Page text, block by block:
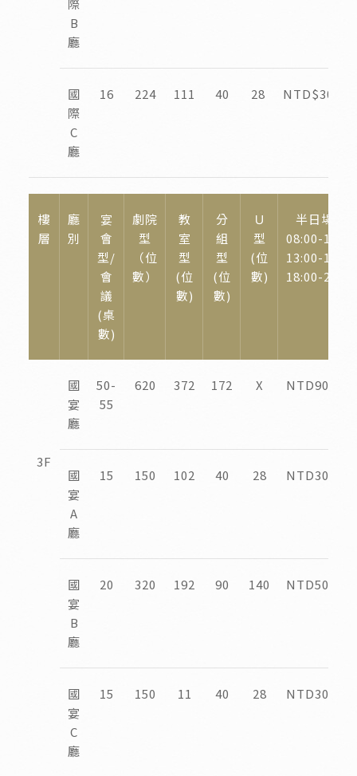
際
B
廳
國
際
C
廳
16 224 111 40 28
樓
層
廳
別
宴
會
型/
會
議
(桌
數)
劇院
型
（位
數）
教
室
型
(位
數)
分
組
型
(位
數)
Ｕ
型
(位
數)
半日場租
08:00-12:00
13:00-17:00
18:00-22:00
3F
國
宴
廳
50-
55
620 372 172 X NTD90,000
國
宴
A
廳
15 150 102 40 28 NTD30,000
國
宴
B
廳
20 320 192 90 140 NTD50,000
國
宴
C
廳
15 150 11 40 28 NTD30,000